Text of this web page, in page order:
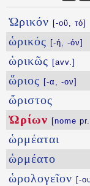
Ὠρικόν [-οῦ, τό]
ὡρικός [-ή, -όν]
ὡρικῶς [avv.]
ὥριος [-α, -ον]
ὤριστος
Ὠρίων [nome
ὡρμέαται
ὡρμέατο
ὡρολογεῖον [-